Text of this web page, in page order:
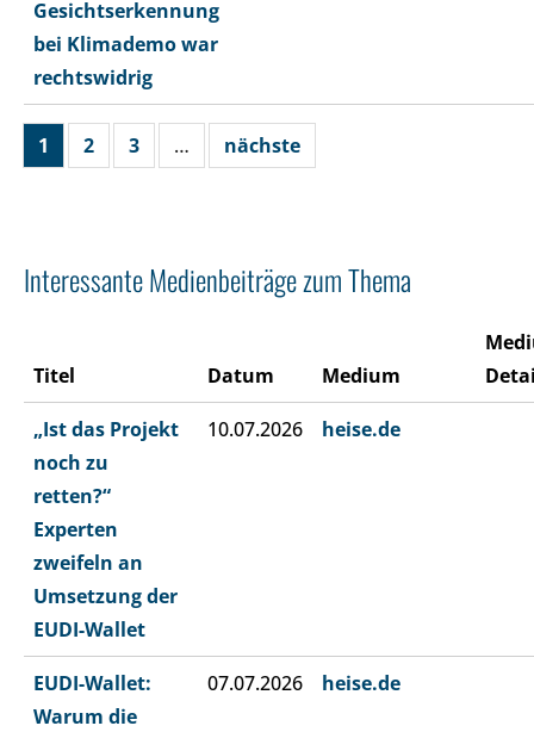
Gesichtserkennung
bei Klimademo war
rechtswidrig
1 2 3 … nächste
Interessante Medienbeiträge zum Thema
Titel Datum Medium
„Ist das Projekt
noch zu
retten?“
Experten
zweifeln an
Umsetzung der
EUDI-Wallet
10.07.2026 heise.de
EUDI-Wallet:
Warum die
07.07.2026 heise.de